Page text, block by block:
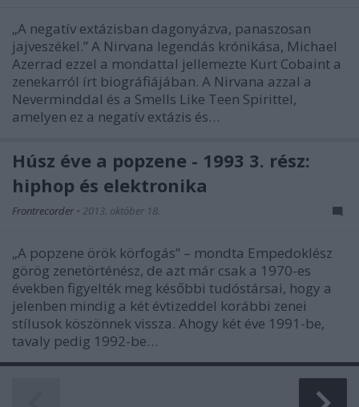
„A negatív extázisban dagonyázva, panaszosan
jajveszékel.” A Nirvana legendás krónikása, Michael
Azerrad ezzel a mondattal jellemezte Kurt Cobaint a
zenekarról írt biográfiájában. A Nirvana azzal a
Neverminddal és a Smells Like Teen Spirittel,
amelyen ez a negatív extázis és…
Húsz éve a popzene - 1993 3. rész:
hiphop és elektronika
Frontrecorder • 2013. október 18.
„A popzene örök körfogás” – mondta Empedoklész
görög zenetörténész, de azt már csak a 1970-es
években figyelték meg későbbi tudóstársai, hogy a
jelenben mindig a két évtizeddel korábbi zenei
stílusok köszönnek vissza. Ahogy két éve 1991-be,
tavaly pedig 1992-be…